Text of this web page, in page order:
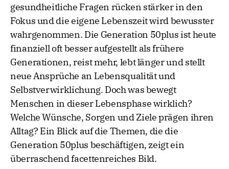
gesundheitliche Fragen rücken stärker in den
Fokus und die eigene Lebenszeit wird bewusster
wahrgenommen. Die Generation 50plus ist heute
finanziell oft besser aufgestellt als frühere
Generationen, reist mehr, lebt länger und stellt
neue Ansprüche an Lebensqualität und
Selbstverwirklichung. Doch was bewegt
Menschen in dieser Lebensphase wirklich?
Welche Wünsche, Sorgen und Ziele prägen ihren
Alltag? Ein Blick auf die Themen, die die
Generation 50plus beschäftigen, zeigt ein
überraschend facettenreiches Bild.